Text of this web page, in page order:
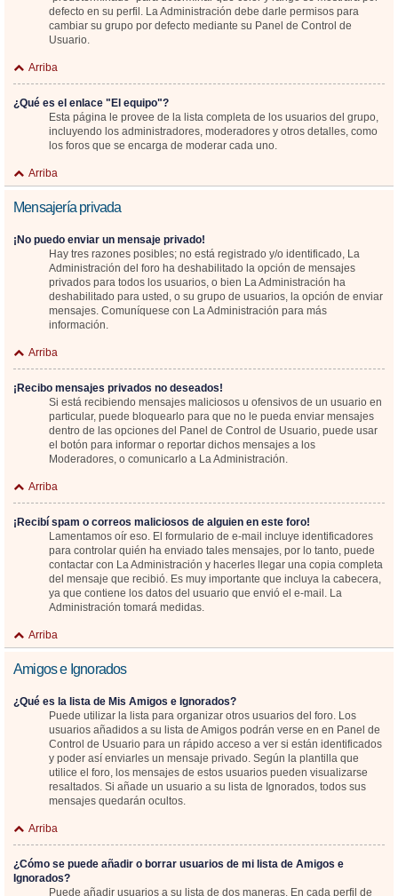
defecto en su perfil. La Administración debe darle permisos para
cambiar su grupo por defecto mediante su Panel de Control de
Usuario.
Arriba
¿Qué es el enlace "El equipo"?
Esta página le provee de la lista completa de los usuarios del grupo,
incluyendo los administradores, moderadores y otros detalles, como
los foros que se encarga de moderar cada uno.
Arriba
Mensajería privada
¡No puedo enviar un mensaje privado!
Hay tres razones posibles; no está registrado y/o identificado, La
Administración del foro ha deshabilitado la opción de mensajes
privados para todos los usuarios, o bien La Administración ha
deshabilitado para usted, o su grupo de usuarios, la opción de enviar
mensajes. Comuníquese con La Administración para más
información.
Arriba
¡Recibo mensajes privados no deseados!
Si está recibiendo mensajes maliciosos u ofensivos de un usuario en
particular, puede bloquearlo para que no le pueda enviar mensajes
dentro de las opciones del Panel de Control de Usuario, puede usar
el botón para informar o reportar dichos mensajes a los
Moderadores, o comunicarlo a La Administración.
Arriba
¡Recibí spam o correos maliciosos de alguien en este foro!
Lamentamos oír eso. El formulario de e-mail incluye identificadores
para controlar quién ha enviado tales mensajes, por lo tanto, puede
contactar con La Administración y hacerles llegar una copia completa
del mensaje que recibió. Es muy importante que incluya la cabecera,
ya que contiene los datos del usuario que envió el e-mail. La
Administración tomará medidas.
Arriba
Amigos e Ignorados
¿Qué es la lista de Mis Amigos e Ignorados?
Puede utilizar la lista para organizar otros usuarios del foro. Los
usuarios añadidos a su lista de Amigos podrán verse en en Panel de
Control de Usuario para un rápido acceso a ver si están identificados
y poder así enviarles un mensaje privado. Según la plantilla que
utilice el foro, los mensajes de estos usuarios pueden visualizarse
resaltados. Si añade un usuario a su lista de Ignorados, todos sus
mensajes quedarán ocultos.
Arriba
¿Cómo se puede añadir o borrar usuarios de mi lista de Amigos e
Ignorados?
Puede añadir usuarios a su lista de dos maneras. En cada perfil de